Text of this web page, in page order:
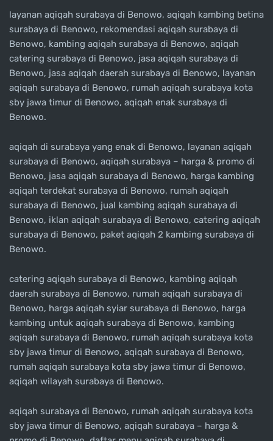
layanan aqiqah surabaya di Benowo, aqiqah kambing betina
surabaya di Benowo, rekomendasi aqiqah surabaya di
Benowo, kambing aqiqah surabaya di Benowo, aqiqah
catering surabaya di Benowo, jasa aqiqah surabaya di
Benowo, jasa aqiqah daerah surabaya di Benowo, layanan
aqiqah surabaya di Benowo, rumah aqiqah surabaya kota
sby jawa timur di Benowo, aqiqah enak surabaya di
Benowo.
aqiqah di surabaya yang enak di Benowo, layanan aqiqah
surabaya di Benowo, aqiqah surabaya – harga & promo di
Benowo, jasa aqiqah surabaya di Benowo, harga kambing
aqiqah terdekat surabaya di Benowo, rumah aqiqah
surabaya di Benowo, jual kambing aqiqah surabaya di
Benowo, iklan aqiqah surabaya di Benowo, catering aqiqah
surabaya di Benowo, paket aqiqah 2 kambing surabaya di
Benowo.
catering aqiqah surabaya di Benowo, kambing aqiqah
daerah surabaya di Benowo, rumah aqiqah surabaya di
Benowo, harga aqiqah syiar surabaya di Benowo, harga
kambing untuk aqiqah surabaya di Benowo, kambing
aqiqah surabaya di Benowo, rumah aqiqah surabaya kota
sby jawa timur di Benowo, aqiqah surabaya di Benowo,
rumah aqiqah surabaya kota sby jawa timur di Benowo,
aqiqah wilayah surabaya di Benowo.
aqiqah surabaya di Benowo, rumah aqiqah surabaya kota
sby jawa timur di Benowo, aqiqah surabaya – harga &